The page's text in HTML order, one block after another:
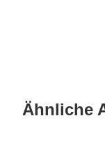
Ähnliche
War die